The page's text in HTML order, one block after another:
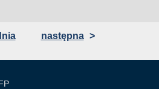
następna >